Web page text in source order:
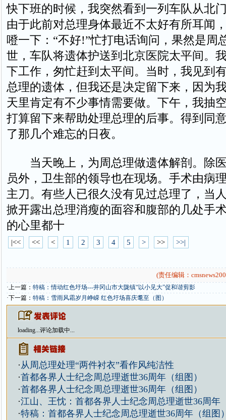
快下班的时候，我突然看到一列车队从北
由于此前对总理身体最近不太好有所耳闻
噔一下：“不好!”忙打电话询问，果然是周
世，车队将遗体护送到北京医院太平间。
下工作，匆忙赶到太平间。当时，我见到
总理的遗体，但我还是决定留下来，因为
天里肯定有不少事情需要做。下午，我抽
打算留下来帮助处理总理的后事。得到同
了那几个难忘的日夜。
当天晚上，为周总理做遗体解剖。除
员外，卫生部的领导也在现场。手术由病
主刀。有些人已很久没有见过总理了，当
掀开露出总理消瘦的面容和腹部的几处手
的心里都十
|<< << < 1 2 3 4 5 > >> >>|
(责任编辑：
·上一篇： 特稿：情动红色圩场---井冈山市大陇镇“以小见大”促和谐剪影
·下一篇： 特稿：雪雨风霜岁月峥嵘 红色圩场喜庆耄至（图）
loading...评论加载中...
·从周总理处理“两件衬衣”看作风纯洁性
·首都各界人士纪念周总理逝世36周年（组图）
·首都各界人士纪念周总理逝世36周年（组图）
·江山、王忱：首都各界人士纪念周总理逝世36周年
·特稿：首都各界人士纪念周总理逝世36周年（组图